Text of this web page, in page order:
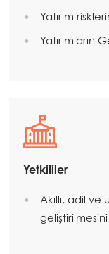
Yatırım
Yatırımların
Yetkililer
Akıllı, adil